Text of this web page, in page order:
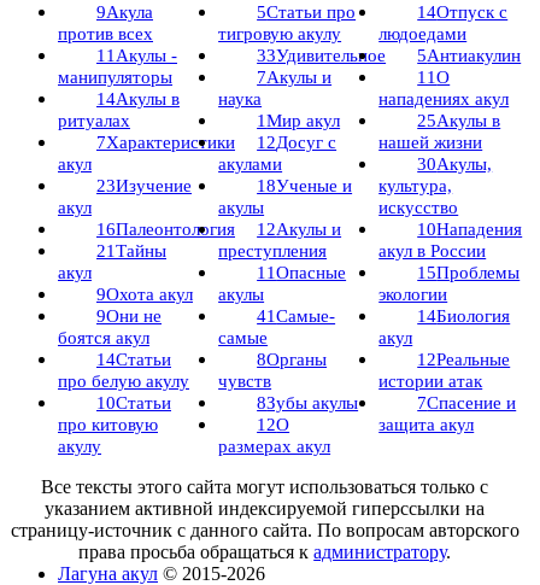
9Акула
против всех
11 Акулы -
манипуляторы
14Акулы в
ритуалах
7Характеристики
акул
23Изучение
акул
16Палеонтология
21Тайны
акул
9Охота акул
9Они не
боятся акул
14Статьи
про белую акулу
10Статьи
про китовую
акулу
5Статьи про
тигровую акулу
33Удивительное
7Акулы и
наука
1Мир акул
12Досуг с
акулами
18Ученые и
акулы
12Акулы и
преступления
11Опасные
акулы
41Самые-
самые
8Органы
чувств
8Зубы акулы
12О
размерах акул
14Отпуск с
людоедами
5Антиакулин
11О
нападениях акул
25Акулы в
нашей жизни
30Акулы,
культура,
искусство
10Нападения
акул в России
15Проблемы
экологии
14Биология
акул
12Реальные
истории атак
7Спасение и
защита акул
Все тексты этого сайта могут использоваться только с
указанием активной индексируемой гиперссылки на
страницу-источник с данного сайта. По вопросам авторского
права просьба обращаться кадминистратору.
Лагуна акул © 2015-2026